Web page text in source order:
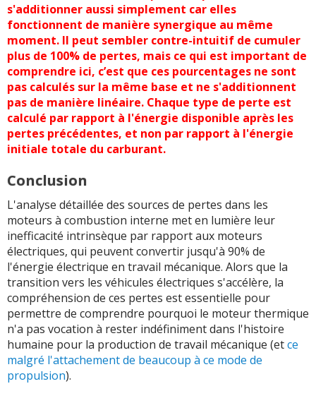
s'additionner aussi simplement car elles
fonctionnent de manière synergique au même
moment. Il peut sembler contre-intuitif de cumuler
plus de 100% de pertes, mais ce qui est important de
comprendre ici, c’est que ces pourcentages ne sont
pas calculés sur la même base et ne s'additionnent
pas de manière linéaire. Chaque type de perte est
calculé par rapport à l'énergie disponible après les
pertes précédentes, et non par rapport à l'énergie
initiale totale du carburant.
Conclusion
L'analyse détaillée des sources de pertes dans les
moteurs à combustion interne met en lumière leur
inefficacité intrinsèque par rapport aux moteurs
électriques, qui peuvent convertir jusqu'à 90% de
l'énergie électrique en travail mécanique. Alors que la
transition vers les véhicules électriques s'accélère, la
compréhension de ces pertes est essentielle pour
permettre de comprendre pourquoi le moteur thermique
n'a pas vocation à rester indéfiniment dans l'histoire
humaine pour la production de travail mécanique (etce
malgré l'attachement de beaucoup à ce mode de
propulsion).